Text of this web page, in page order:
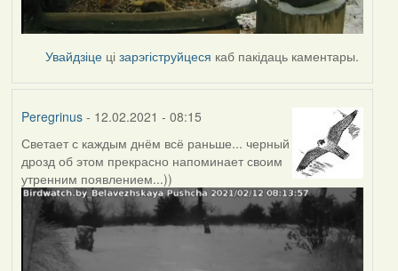
Увайдзіце цізарэгіструйцеся каб пакідаць каментары.
Peregrinus- 12.02.2021 - 08:15
Светает с каждым днём всё раньше... черный
дрозд об этом прекрасно напоминает своим
утренним появлением...))